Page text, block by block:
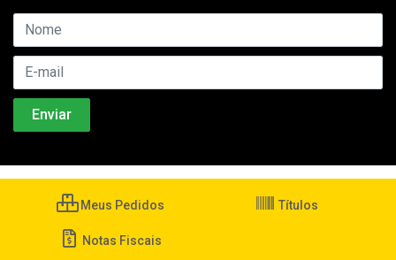
Meus Pedidos Títulos
Notas Fiscais